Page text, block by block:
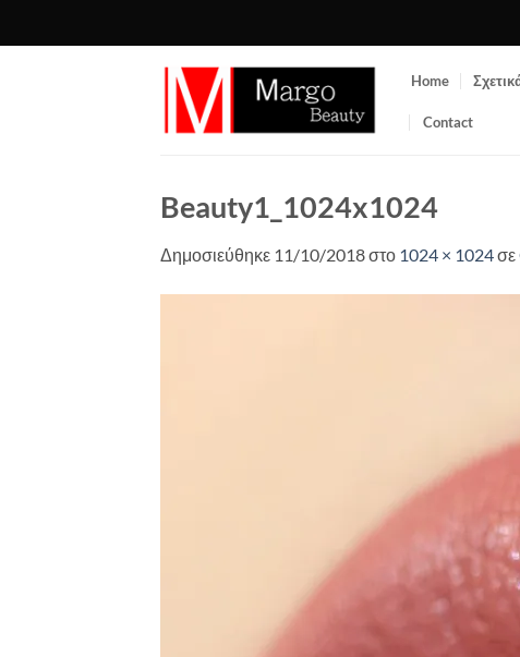
Home
Contact
Beauty1_1024x1024
Δημοσιεύθηκε 11/10/2018στο 1024 × 1024σε